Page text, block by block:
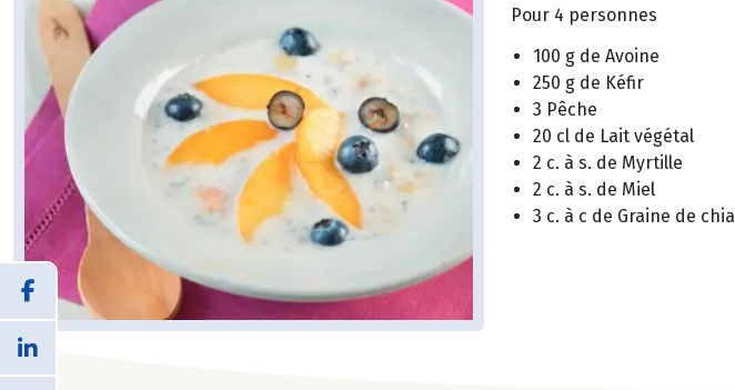
Pour 4 personnes
100 g de Avoine
250 g de Kéfir
3 Pêche
20 cl de Lait végétal
2 c. à s. de Myrtille
2 c. à s. de Miel
3 c. à c de Graine de chia